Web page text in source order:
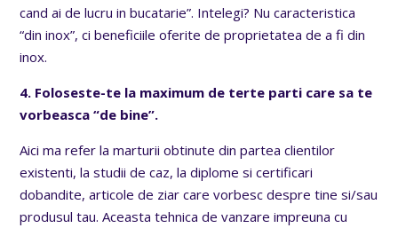
cand ai de lucru in bucatarie”. Intelegi? Nu caracteristica
“din inox”, ci beneficiile oferite de proprietatea de a fi din
inox.
4. Foloseste-te la maximum de terte parti care sa te
vorbeasca “de bine”.
Aici ma refer la marturii obtinute din partea clientilor
existenti, la studii de caz, la diplome si certificari
dobandite, articole de ziar care vorbesc despre tine si/sau
produsul tau. Aceasta tehnica de vanzare impreuna cu